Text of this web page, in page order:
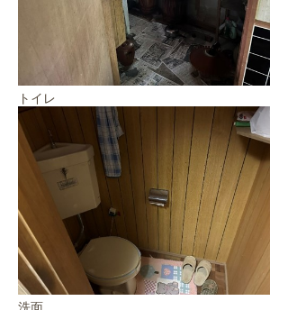
トイレ